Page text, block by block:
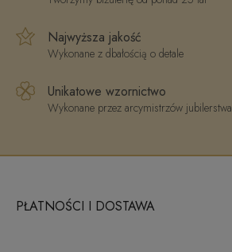
Najwyższa jakość
Wykonane z dbałością o detale
Unikatowe wzornictwo
Wykonane przez arcymistrzów jubilerstwa
PŁATNOŚCI I DOSTAWA